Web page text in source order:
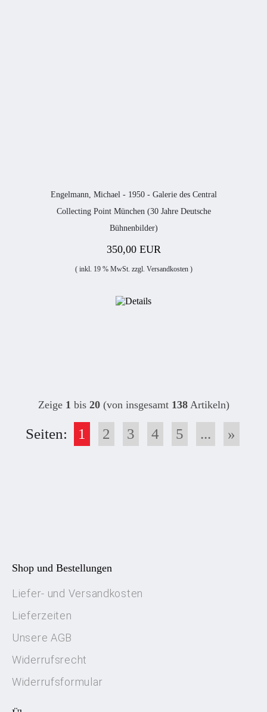
Engelmann, Michael - 1950 - Galerie des Central
Collecting Point München (30 Jahre Deutsche
Bühnenbilder)
350,00 EUR
( inkl. 19 % MwSt. zzgl. Versandkosten)
Zeige 1 bis 20(von insgesamt 138Artikeln)
Seiten: 1 2 3 4 5 ... »
Shop und Bestellungen
Liefer- und Versandkosten
Lieferzeiten
Unsere AGB
Widerrufsrecht
Widerrufsformular